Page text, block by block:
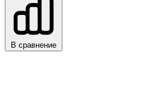
В сравнение